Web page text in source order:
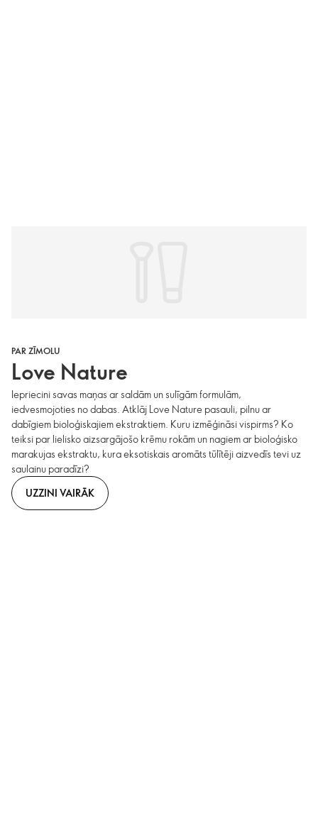
PAR ZĪMOLU
Love Nature
Iepriecini savas maņas ar saldām un sulīgām formulām,
iedvesmojoties no dabas. Atklāj Love Nature pasauli, pilnu ar
dabīgiem bioloģiskajiem ekstraktiem. Kuru izmēģināsi vispirms? Ko
teiksi par lielisko aizsargājošo krēmu rokām un nagiem ar bioloģisko
marakujas ekstraktu, kura eksotiskais aromāts tūlītēji aizvedīs tevi uz
saulainu paradīzi?
UZZINI VAIRĀK